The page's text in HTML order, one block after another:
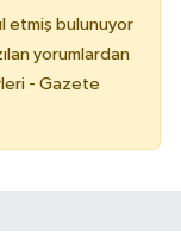
etmiş bulunuyor
yorumlardan
- Gazete